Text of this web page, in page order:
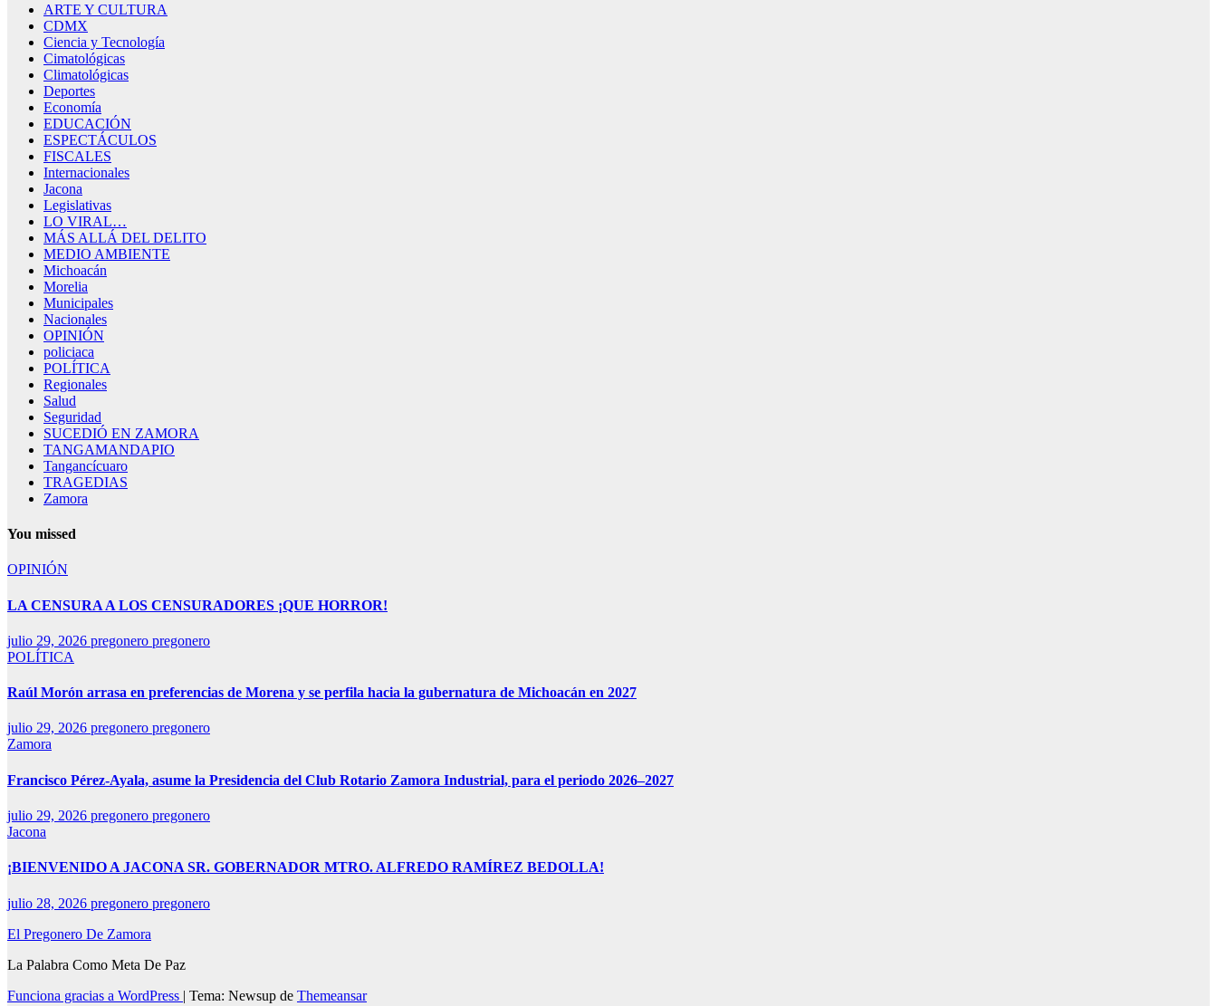
ARTE Y CULTURA
CDMX
Ciencia y Tecnología
Cimatológicas
Climatológicas
Deportes
Economía
EDUCACIÓN
ESPECTÁCULOS
FISCALES
Internacionales
Jacona
Legislativas
LO VIRAL…
MÁS ALLÁ DEL DELITO
MEDIO AMBIENTE
Michoacán
Morelia
Municipales
Nacionales
OPINIÓN
policiaca
POLÍTICA
Regionales
Salud
Seguridad
SUCEDIÓ EN ZAMORA
TANGAMANDAPIO
Tangancícuaro
TRAGEDIAS
Zamora
You missed
OPINIÓN
LA CENSURA A LOS CENSURADORES ¡QUE HORROR!
julio 29, 2026 pregonero pregonero
POLÍTICA
Raúl Morón arrasa en preferencias de Morena y se perfila hacia la gubernatura de Michoacán en 2027
julio 29, 2026 pregonero pregonero
Zamora
Francisco Pérez-Ayala, asume la Presidencia del Club Rotario Zamora Industrial, para el periodo 2026–2027
julio 29, 2026 pregonero pregonero
Jacona
¡BIENVENIDO A JACONA SR. GOBERNADOR MTRO. ALFREDO RAMÍREZ BEDOLLA!
julio 28, 2026 pregonero pregonero
El Pregonero De Zamora
La Palabra Como Meta De Paz
Funciona gracias a WordPress | Tema: Newsup de Themeansar